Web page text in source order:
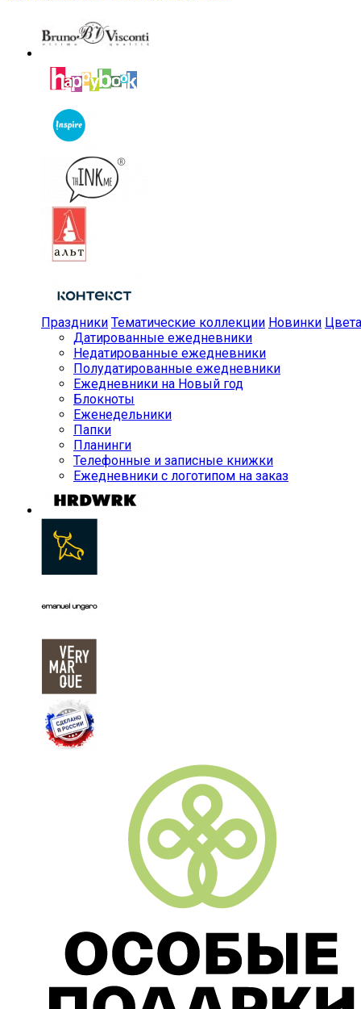
Праздники Тематические коллекции Новинки Цвета
Датированные ежедневники
Недатированные ежедневники
Полудатированные ежедневники
Ежедневники на Новый год
Блокноты
Еженедельники
Папки
Планинги
Телефонные и записные книжки
Ежедневники с логотипом на заказ